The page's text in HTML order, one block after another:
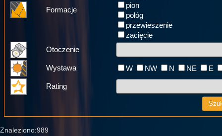
Formacje
pion
połóg
przewieszenie
zacięcie
Otoczenie
Wystawa W NW N NE E
Rating
Znaleziono:989